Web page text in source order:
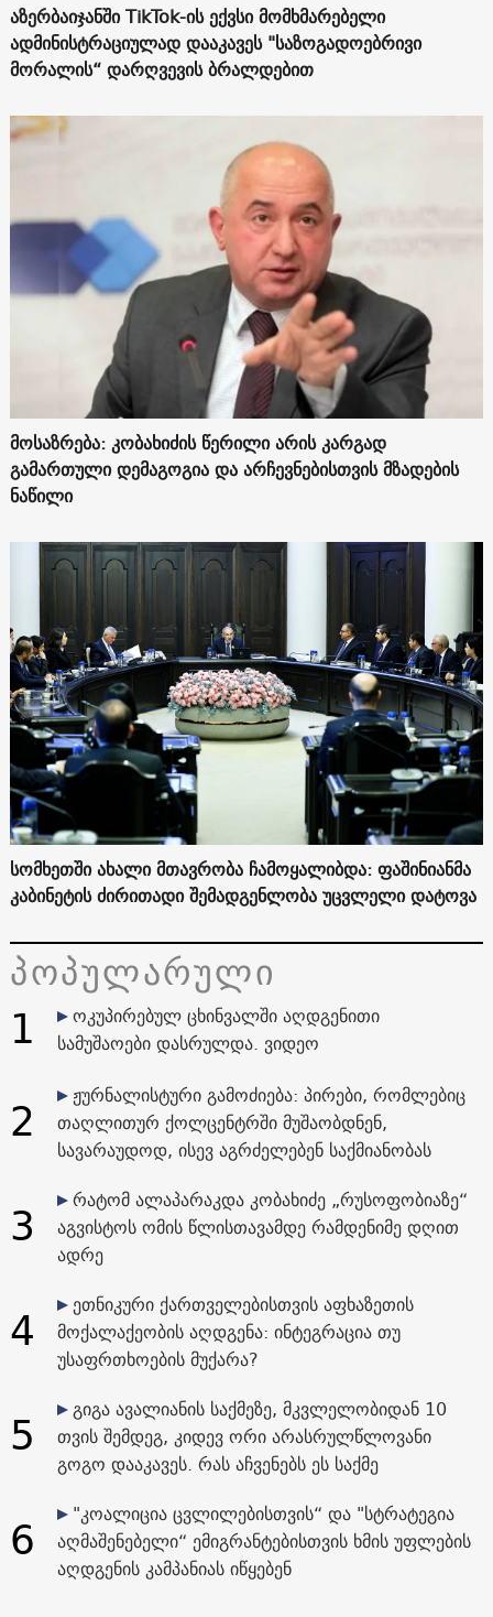
აზერბაიჯანში TikTok-ის ექვსი მომხმარებელი
ადმინისტრაციულად დააკავეს "საზოგადოებრივი
მორალის“ დარღვევის ბრალდებით
მოსაზრება: კობახიძის წერილი არის კარგად
გამართული დემაგოგია და არჩევნებისთვის მზადების
ნაწილი
სომხეთში ახალი მთავრობა ჩამოყალიბდა: ფაშინიანმა
კაბინეტის ძირითადი შემადგენლობა უცვლელი დატოვა
პოპულარული
1
ოკუპირებულ ცხინვალში აღდგენითი
სამუშაოები დასრულდა. ვიდეო
2
ჟურნალისტური გამოძიება: პირები, რომლებიც
თაღლითურ ქოლცენტრში მუშაობდნენ,
სავარაუდოდ, ისევ აგრძელებენ საქმიანობას
3
რატომ ალაპარაკდა კობახიძე „რუსოფობიაზე“
აგვისტოს ომის წლისთავამდე რამდენიმე დღით
ადრე
4
ეთნიკური ქართველებისთვის აფხაზეთის
მოქალაქეობის აღდგენა: ინტეგრაცია თუ
უსაფრთხოების მუქარა?
5
გიგა ავალიანის საქმეზე, მკვლელობიდან 10
თვის შემდეგ, კიდევ ორი არასრულწლოვანი
გოგო დააკავეს. რას აჩვენებს ეს საქმე
6
"კოალიცია ცვლილებისთვის“ და "სტრატეგია
აღმაშენებელი“ ემიგრანტებისთვის ხმის უფლების
აღდგენის კამპანიას იწყებენ